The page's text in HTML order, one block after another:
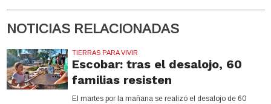
NOTICIAS RELACIONADAS
TIERRAS PARA VIVIR
Escobar: tras el desalojo, 60
familias resisten
El martes por la mañana se realizó el desalojo de 60